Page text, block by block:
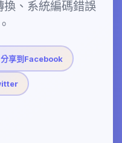
、系統編碼錯誤
分享到Facebook